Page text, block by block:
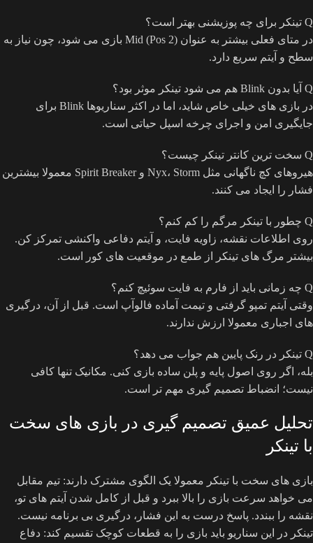
Q تینکر برای چه پوزیشنی بهتر است؟
در متای فعلی بیشتر به عنوان Mid (Pos 2) بازی می شود، چون نیاز به
سطح و آیتم سریع دارد.
Q آیا بدون Blink هم می شود تینکر موثر بود؟
در بازی های خیلی خاص شاید، اما در اکثر سناریوها Blink برای
جایگیری امن و اجرای چرخه اسپل حیاتی است.
Q سخت ترین کانتر تینکر چیست؟
هیروهای کچ ناگهانی مثل Nyx، Storm و Spirit Breaker معمولا بیشترین
فشار را ایجاد می کنند.
Q چطور با تینکر مرگم را کم کنم؟
روی اطلاعات نقشه، زاویه فایت، و آیتم دفاعی واکنشی تمرکز کن.
بیشتر مرگ های تینکر از طمع در موقعیت های کور است.
Q چه زمانی باید از فارم به فایت سوئیچ کنم؟
وقتی آیتم تمپو گرفتی و تیمت آماده فالوآپ است. قبل از آن، درگیری
های اجباری معمولا ارزش ندارند.
Q تینکر در رنک پایین هم جواب می دهد؟
بله، اگر روی اصول پایه و پلن ساده بازی کنی. مکانیک تنها کافی
نیست؛ انضباط تصمیم گیری مهم تر است.
تحلیل عمیق تصمیم گیری در بازی های سخت
با تینکر
بازی های سخت با تینکر معمولا یک الگوی مشترک دارند: تیم مقابل
می خواهد سرعت بازی را بالا ببرد و قبل از کامل شدن آیتم های تو،
نقشه را ببندد. پاسخ درست به این فشار، درگیری بی برنامه نیست.
تینکر در این سناریو باید بازی را به قطعات کوچک تقسیم کند: دفاع